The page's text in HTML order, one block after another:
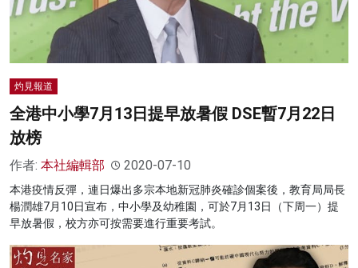
灼見報道
全港中小學7月13日提早放暑假 DSE暫7月22日
放榜
作者: 本社編輯部 2020-07-10
本港疫情反彈，連日爆出多宗本地新冠肺炎確診個案後，教育局局長
楊潤雄7月10日宣布，中小學及幼稚園，可於7月13日（下周一）提
早放暑假，校方亦可按需要進行重要考試。